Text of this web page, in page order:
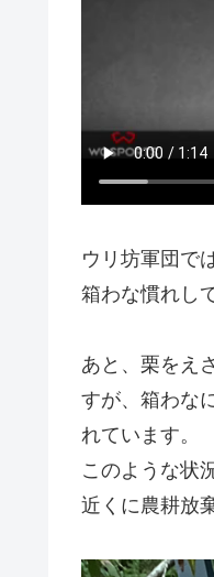
ウリ坊軍団で
箱わな慣れし
あと、栗をえ
すが、箱わな
れています。
このような状
近くに農耕放